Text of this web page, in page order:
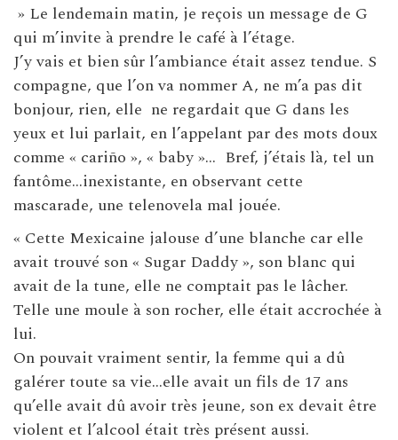
» Le lendemain matin, je reçois un message de G
qui m’invite à prendre le café à l’étage.
J’y vais et bien sûr l’ambiance était assez tendue. S
compagne, que l’on va nommer A, ne m’a pas dit
bonjour, rien, elle ne regardait que G dans les
yeux et lui parlait, en l’appelant par des mots doux
comme « cariño », « baby »… Bref, j’étais là, tel un
fantôme…inexistante, en observant cette
mascarade, une telenovela mal jouée.
« Cette Mexicaine jalouse d’une blanche car elle
avait trouvé son « Sugar Daddy », son blanc qui
avait de la tune, elle ne comptait pas le lâcher.
Telle une moule à son rocher, elle était accrochée à
lui.
On pouvait vraiment sentir, la femme qui a dû
galérer toute sa vie…elle avait un fils de 17 ans
qu’elle avait dû avoir très jeune, son ex devait être
violent et l’alcool était très présent aussi.